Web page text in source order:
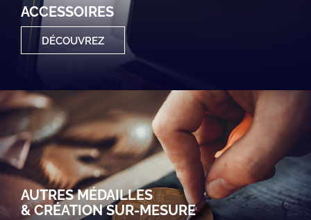
ACCESSOIRES
DÉCOUVREZ
AUTRES MÉDAILLES
& CRÉATION SUR-MESURE